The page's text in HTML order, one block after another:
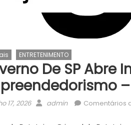
ENTRETENIMENTO
De SP Abre
17, 2026 Author
admin Comentários